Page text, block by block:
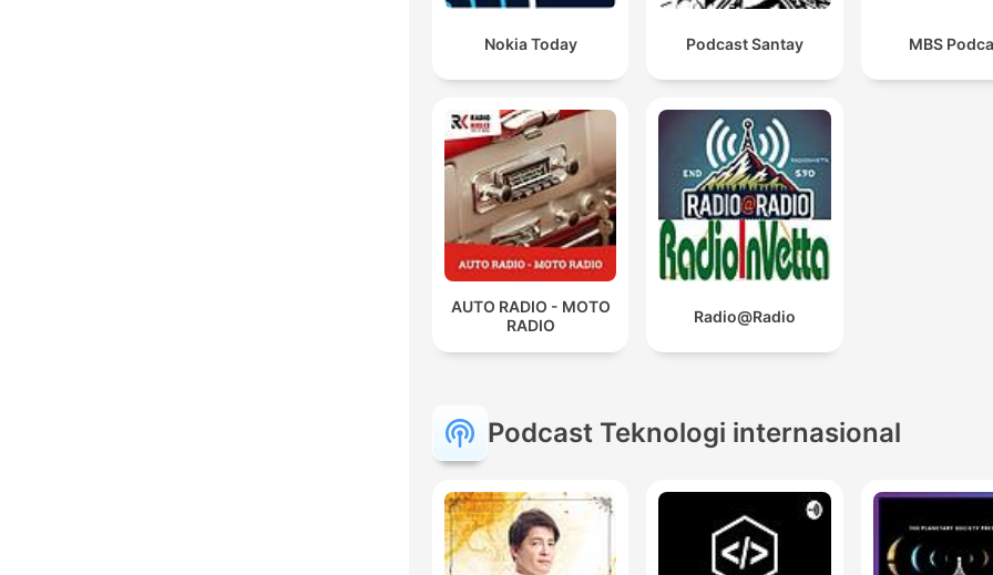
Nokia Today Podcast Santay MBS
AUTO RADIO - MOTO
RADIO
Radio@Radio
Podcast Teknologi internasional